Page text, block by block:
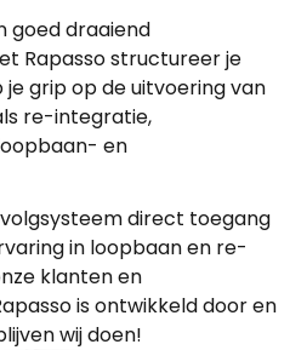
goed draaiend
Rapasso structureer je
grip op de uitvoering van
re-integratie,
en
direct toegang
in loopbaan en re-
klanten en
is ontwikkeld door en
wij doen!